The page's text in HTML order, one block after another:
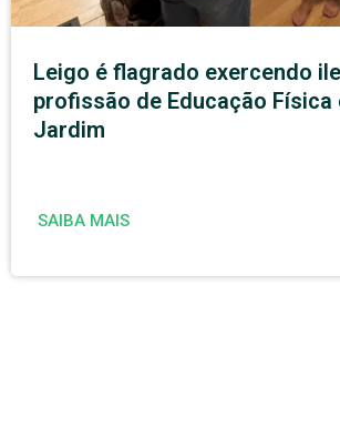
Leigo é flagrado exercendo
profissão de Educação Física
Jardim
SAIBA MAIS